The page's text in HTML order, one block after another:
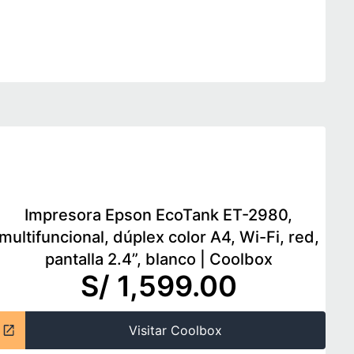
Impresora Epson EcoTank ET-2980,
multifuncional, dúplex color A4, Wi-Fi, red,
pantalla 2.4”, blanco
Coolbox
S/ 1,599.00
Visitar Coolbox